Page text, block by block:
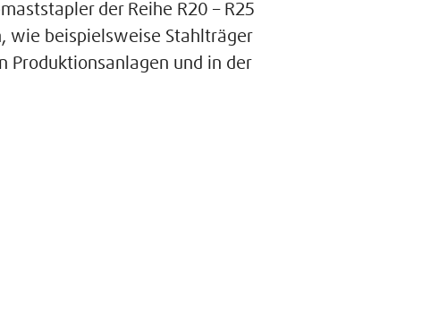
der Reihe R20 – R25
wie beispielsweise Stahlträger
Produktionsanlagen und in der